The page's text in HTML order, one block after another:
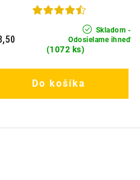
Skladom -
Odosielame ihneď
(1072 ks)
Do košíka